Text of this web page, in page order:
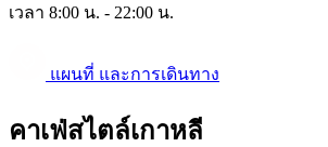
เวลา 8:00 น. - 22:00 น.
แผนที่ และการเดินทาง
คาเฟ่สไตล์เกาหลี